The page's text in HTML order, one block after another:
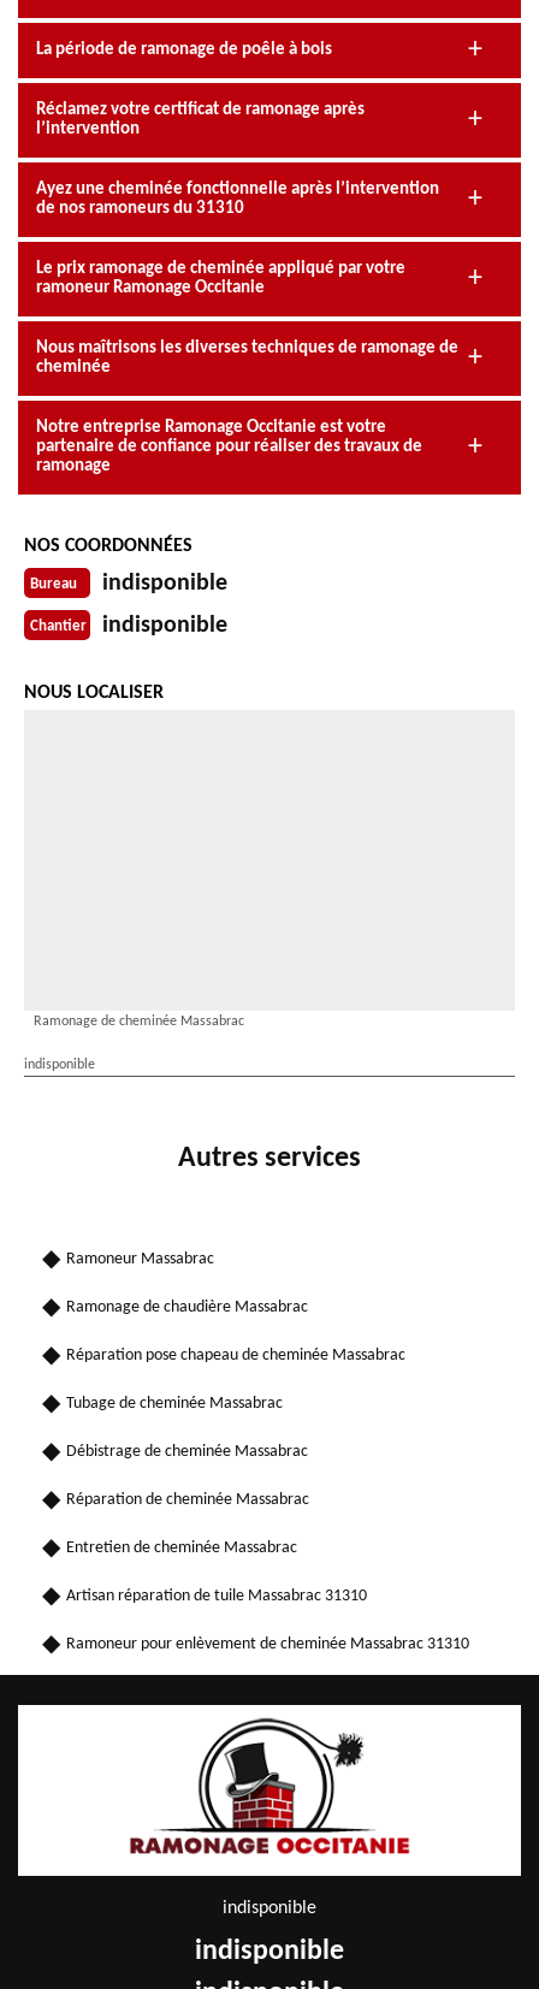
La période de ramonage de poêle à bois
Réclamez votre certificat de ramonage après
l’intervention
Ayez une cheminée fonctionnelle après l’intervention
de nos ramoneurs du 31310
Le prix ramonage de cheminée appliqué par votre
ramoneur Ramonage Occitanie
Nous maîtrisons les diverses techniques de ramonage de
cheminée
Notre entreprise Ramonage Occitanie est votre
partenaire de confiance pour réaliser des travaux de
ramonage
NOS COORDONNÉES
Bureau indisponible
Chantier indisponible
NOUS LOCALISER
Ramonage de cheminée Massabrac
indisponible
Autres services
Ramoneur Massabrac
Ramonage de chaudière Massabrac
Réparation pose chapeau de cheminée Massabrac
Tubage de cheminée Massabrac
Débistrage de cheminée Massabrac
Réparation de cheminée Massabrac
Entretien de cheminée Massabrac
Artisan réparation de tuile Massabrac 31310
Ramoneur pour enlèvement de cheminée Massabrac 31310
indisponible
indisponible